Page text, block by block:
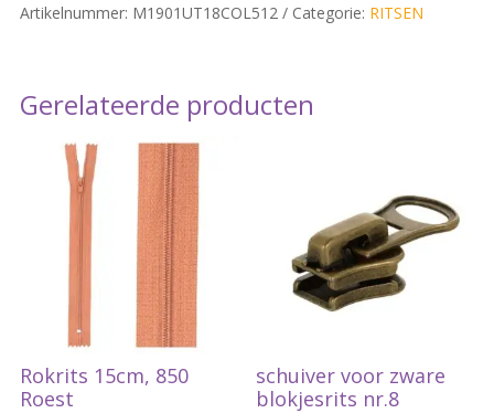
Artikelnummer: M1901UT18COL512 Categorie: RITSEN
Gerelateerde producten
Rokrits 15cm, 850
Roest
schuiver voor zware
blokjesrits nr.8